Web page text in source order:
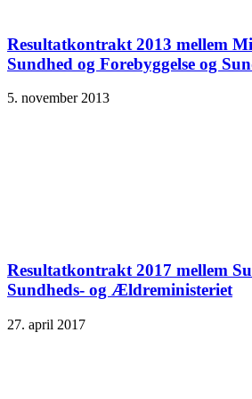
Resultatkontrakt 2013 mellem
Sundhed og Forebyggelse og
5. november 2013
Resultatkontrakt 2017 mellem
Sundheds- og Ældreministeriet
27. april 2017